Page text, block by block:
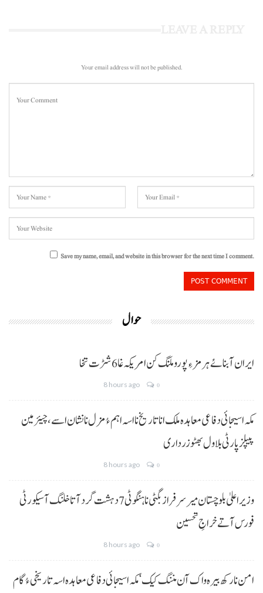
Your email address will not be published.
Save my name, email, and website in this browser for the next time I comment.
حوال
ایران آبنائے ہرمز ءِ پورو ملنگ کن امریکہ غا 6 شڑت تخا
8 hours ago 0
مکہ اسیجائی دفاعی معاہدہ ملک انا تاریخ نا اسہ اہم ءُ مزل نا نشان اسے، چیئرمین
پیپلز پارٹی بلاول بھٹو زرداری
8 hours ago 0
وزیراعلیٰ بلوچستان میر سرفراز بگٹی نا ہنگو ٹی 7 دہشت گرد آتا خلنگ آ سیکورٹی
فورس آتے خراجِ تحسین
8 hours ago 0
امن نا رکھ بیرہ واک آن مننگ کیک‘ مکہ اسیجائی دفاعی معاہدہ اسہ تاریخی ءُ گام